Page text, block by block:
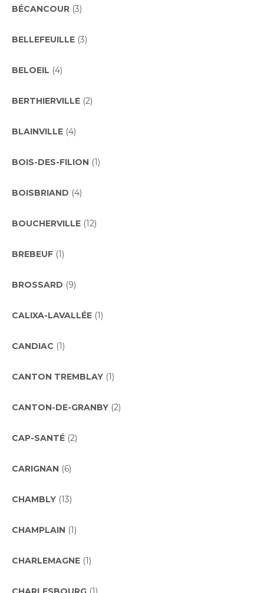
BÉCANCOUR (3)
BELLEFEUILLE (3)
BELOEIL (4)
BERTHIERVILLE (2)
BLAINVILLE (4)
BOIS-DES-FILION (1)
BOISBRIAND (4)
BOUCHERVILLE (12)
BREBEUF (1)
BROSSARD (9)
CALIXA-LAVALLÉE (1)
CANDIAC (1)
CANTON TREMBLAY (1)
CANTON-DE-GRANBY (2)
CAP-SANTÉ (2)
CARIGNAN (6)
CHAMBLY (13)
CHAMPLAIN (1)
CHARLEMAGNE (1)